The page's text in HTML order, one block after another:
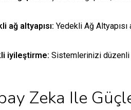
ağ altyapısı: Yedekli Ağ
iyileştirme: Sistemlerinizi düzenli
Zeka Ile